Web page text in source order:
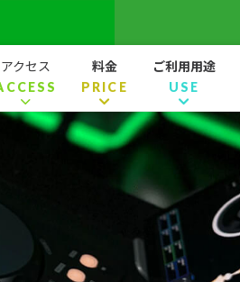
アクセス
料金
PRICE
ご利用用途
USE